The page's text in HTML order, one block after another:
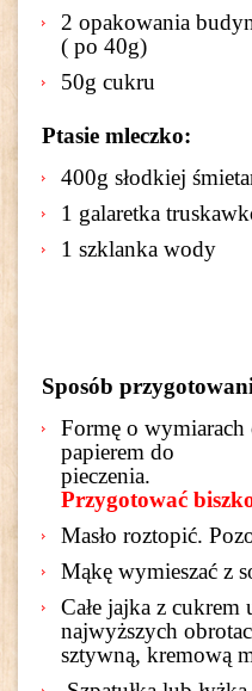
2 opakowania
( po 40g)
50g cukru
Ptasie mleczko:
400g słodkiej
1 galaretka
1 szklanka wody
Sposób
Formę o
papierem do
Przygotować
Masło roztopić.
Mąkę wymieszać z
Całe jajka z cukrem
najwyższych
sztywną, kremową